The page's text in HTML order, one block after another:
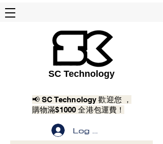
SC Technology
📢 SC Technology 歡迎您 ，
購物滿$1000 全港包運費！
Log In